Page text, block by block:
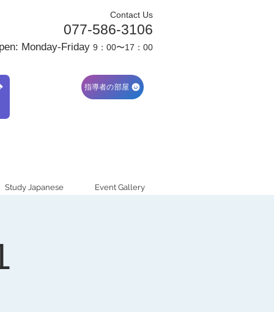
Contact Us
077-586-3106
Monday-Friday 9：00〜17：00
指導者の部屋
Study Japanese Event Gallery